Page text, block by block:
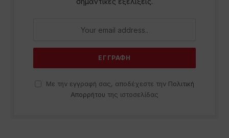
Με την εγγραφή σας, αποδέχεστε την Πολιτική
Απορρήτου της ιστοσελίδας